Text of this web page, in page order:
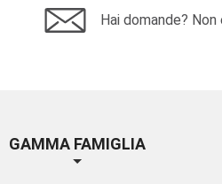
Hai domande?
GAMMA FAMIGLIA